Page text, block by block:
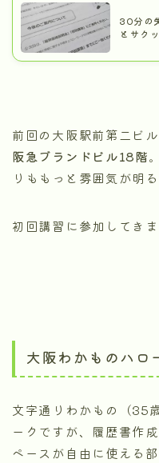
30分の
とサク
前回の大阪駅前第二ビ
阪急ブランドビル18階
りももっと雰囲気が明
初回講習に参加してきま
大阪わかものハロ
文字通りわかもの（35
ークですが、履歴書作
ペースが自由に使える